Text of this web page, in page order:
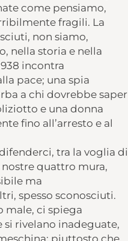
come pensiamo,
fragili. La
non siamo,
nella storia e nella
incontra
pace; una spia
a chi dovrebbe saper
e una donna
fino all’arresto e al
tra la voglia di
nostre quattro mura,
ma
spesso sconosciuti.
male, ci spiega
rivelano inadeguate,
piuttosto che